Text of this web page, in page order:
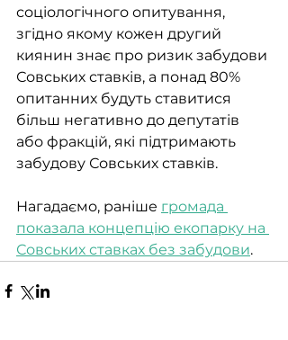
соціологічного опитування,
згідно якому кожен другий
киянин знає про ризик забудови
Совських ставків, а понад 80%
опитанних будуть ставитися
більш негативно до депутатів
або фракцій, які підтримають
забудову Совських ставків.
Нагадаємо, раніше громада
показала концепцію екопарку на
Совських ставках без забудови.